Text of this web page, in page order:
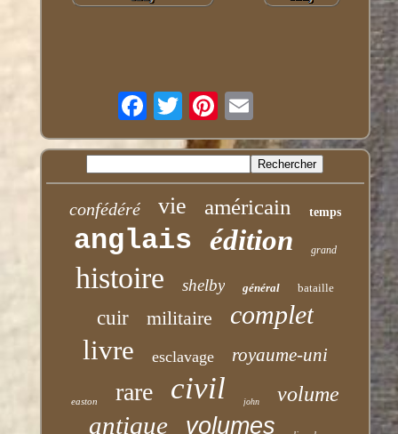
confédéré vie américain temps
anglais édition grand
histoire shelby général bataille
cuir militaire complet
livre esclavage royaume-uni
easton rare civil john volume
antique volumes